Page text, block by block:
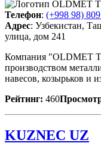
Телефон: (+998 98)
Адрес: Узбекистан,
улица, дом 241
Компания "OLDMET
производством
навесов, козырьков и
Рейтинг: 460
KUZNEC UZ